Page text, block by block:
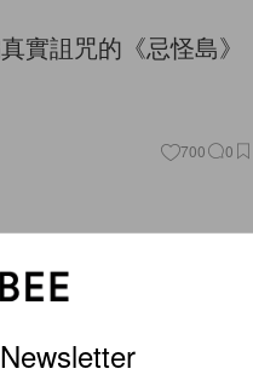
實詛咒的《忌怪島》
700 0